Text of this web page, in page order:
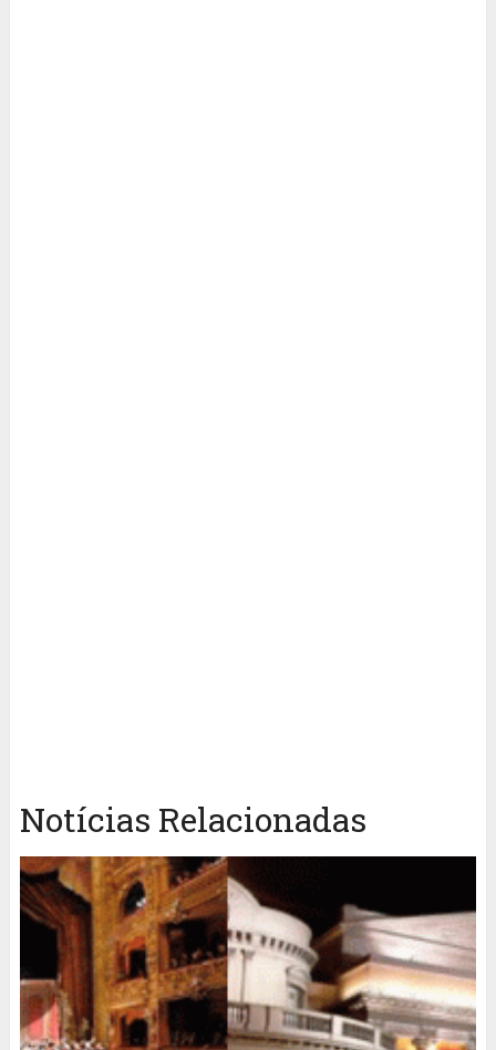
Notícias Relacionadas